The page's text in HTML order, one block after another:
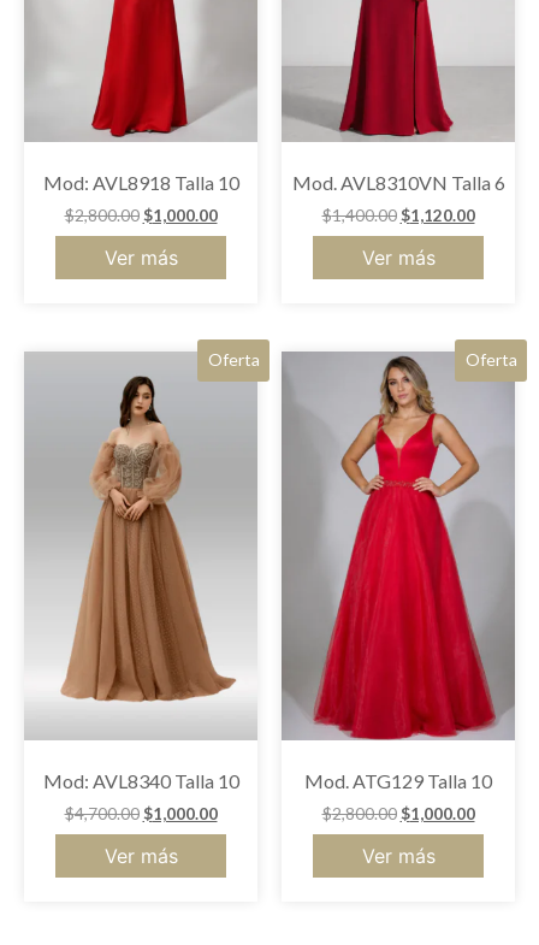
Mod: AVL8918 Talla 10
$2,800.00 $1,000.00
Ver más
Mod. AVL8310VN Talla 6
$1,400.00 $1,120.00
Ver más
Oferta
Mod: AVL8340 Talla 10
$4,700.00 $1,000.00
Ver más
Oferta
Mod. ATG129 Talla 10
$2,800.00 $1,000.00
Ver más